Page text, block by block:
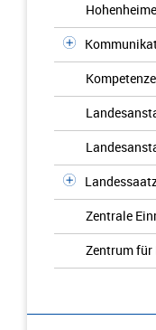
Zentrale
Zentrum für